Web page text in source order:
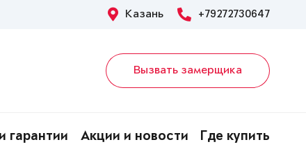
Казань +79272730647
Вызвать замерщика
гарантии Акции и новости Где купить